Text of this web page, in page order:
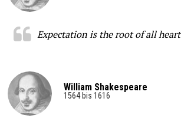
Expectation is the root of all
William Shakespeare
1564 bis 1616